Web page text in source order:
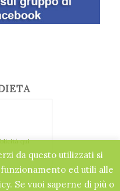
qui
da questo utilizzati si
ed utili alle
Se vuoi saperne di più o